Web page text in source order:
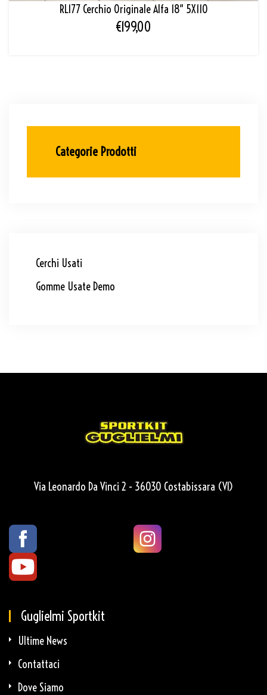
RL177 Cerchio Originale Alfa 18″ 5X110
€199,00
Categorie Prodotti
Cerchi Usati
Gomme Usate Demo
Via Leonardo Da Vinci 2 - 36030 Costabissara (VI)
Guglielmi Sportkit
Ultime News
Contattaci
Dove Siamo